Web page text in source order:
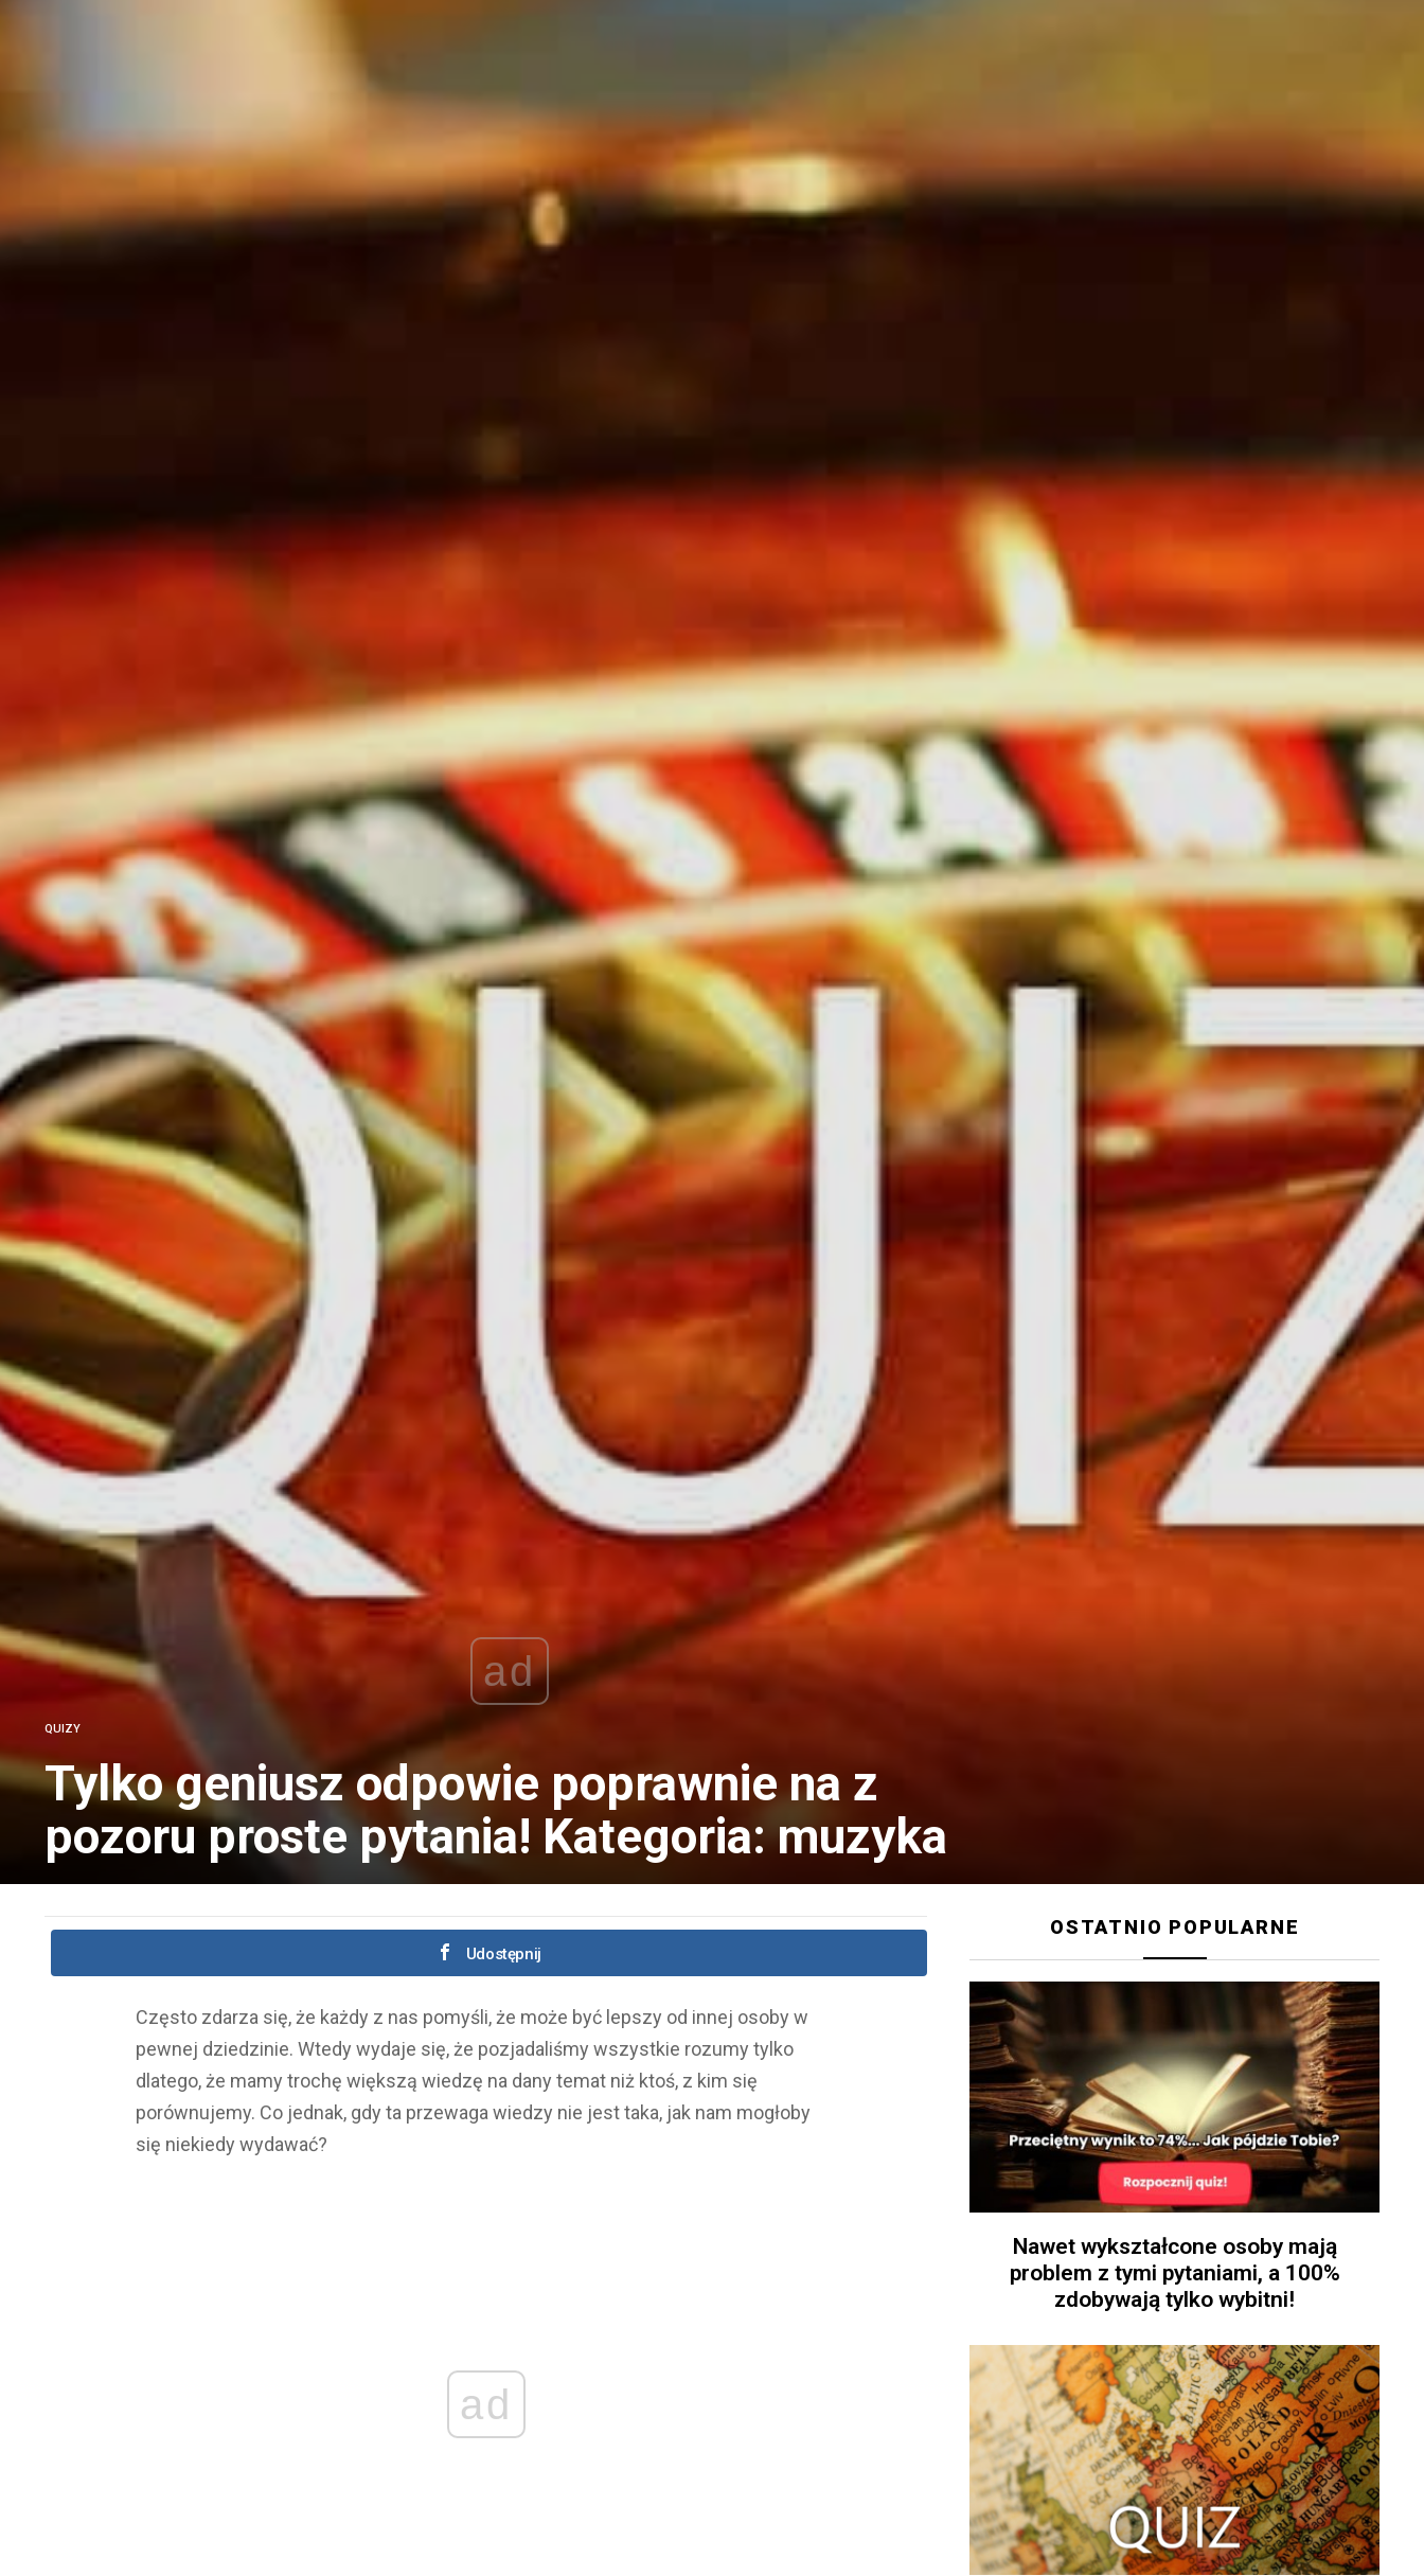
ad
QUIZY
Tylko geniusz odpowie poprawnie na z
pozoru proste pytania! Kategoria: muzyka
Udostępnij
Często zdarza się, że każdy z nas pomyśli, że może być lepszy od innej osoby w
pewnej dziedzinie. Wtedy wydaje się, że pozjadaliśmy wszystkie rozumy tylko
dlatego, że mamy trochę większą wiedzę na dany temat niż ktoś, z kim się
porównujemy. Co jednak, gdy ta przewaga wiedzy nie jest taka, jak nam mogłoby
się niekiedy wydawać?
ad
OSTATNIO POPULARNE
Nawet wykształcone osoby mają
problem z tymi pytaniami, a 100%
zdobywają tylko wybitni!